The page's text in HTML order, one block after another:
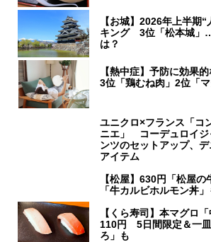
【お城】2026年上半期
キング 3位「松本城」
は？
【熱中症】予防に効果
3位「鶏むね肉」2位「
ユニクロ×フランス「コ
ニエ」 コーデュロイジ
ンツのセットアップ、
アイテム
【松屋】630円「松屋
「牛カルビホルモン丼」
【くら寿司】本マグロ
110円 5日間限定＆一
ろ」も